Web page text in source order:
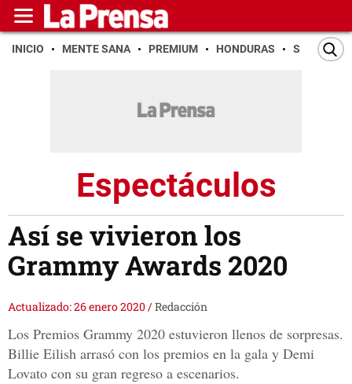
INICIO MENTE SANA PREMIUM HONDURAS SAN PEDRO
Espectáculos
Así se vivieron los
Grammy Awards 2020
Actualizado: 26 enero 2020/Redacción
Los Premios Grammy 2020 estuvieron llenos de sorpresas.
Billie Eilish arrasó con los premios en la gala y Demi
Lovato con su gran regreso a escenarios.